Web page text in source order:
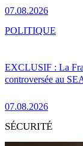
07.08.2026
EXCLUSIF : La
controversée au
07.08.2026
POLITIQUE
SÉCURITÉ